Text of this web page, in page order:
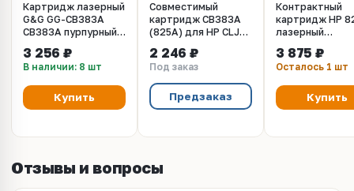
Картридж лазерный
G&G GG-CB383A
CB383A пурпурный
Col LJ CP6015x,
CP6015dn, CP6015xh,
CP6015de
3 256 ₽
В наличии: 8 шт
Купить
Совместимый
картридж CB383A
(825A) для HP СLJ
пурпурный, 210000
к.
2 246 ₽
Под заказ
Предзаказ
Контрактный
картридж HP
лазерный
емкости
(31000 стр)
3 875 ₽
Осталось 1 шт
Купить
Отзывы и вопросы